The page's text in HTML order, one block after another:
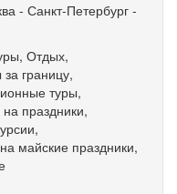
- Санкт-Петербург -
, Отдых,
границу,
туры,
праздники,
,
майские праздники,